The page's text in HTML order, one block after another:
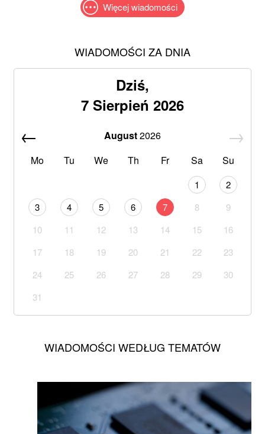
Więcej wiadomości
WIADOMOŚCI ZA DNIA
Dziś,
7 Sierpień 2026
August2026
Mo
Tu We Th Fr Sa Su
1
2
3
4 5 6 7 8
9
10
11 12 13 14 15
16
17
18 19 20 21 22
23
24
25 26 27 28 29
30
31
WIADOMOŚCI WEDŁUG TEMATÓW